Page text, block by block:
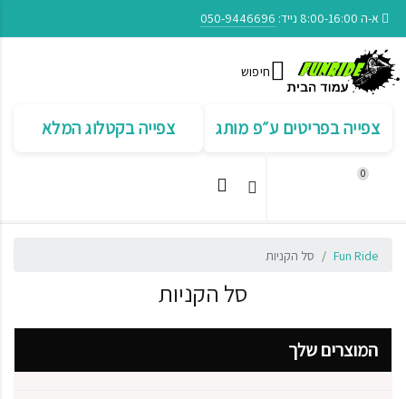
א-ה 8:00-16:00 נייד: 050-9446696
חיפוש
צפייה בפריטים ע״פ מותג צפייה בקטלוג המלא
0
Fun Ride סל הקניות
סל הקניות
המוצרים שלך